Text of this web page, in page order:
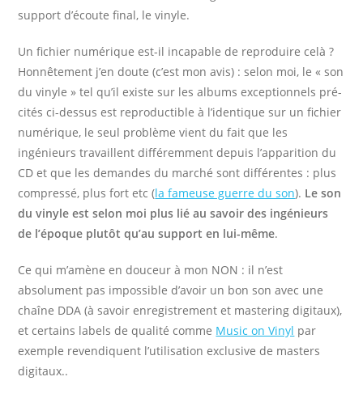
support d’écoute final, le vinyle.
Un fichier numérique est-il incapable de reproduire celà ?
Honnêtement j’en doute (c’est mon avis) : selon moi, le « son
du vinyle » tel qu’il existe sur les albums exceptionnels pré-
cités ci-dessus est reproductible à l’identique sur un fichier
numérique, le seul problème vient du fait que les
ingénieurs travaillent différemment depuis l’apparition du
CD et que les demandes du marché sont différentes : plus
compressé, plus fort etc (la fameuse guerre du son). Le son
du vinyle est selon moi plus lié au savoir des ingénieurs
de l’époque plutôt qu’au support en lui-même.
Ce qui m’amène en douceur à mon NON : il n’est
absolument pas impossible d’avoir un bon son avec une
chaîne DDA (à savoir enregistrement et mastering digitaux),
et certains labels de qualité comme Music on Vinyl par
exemple revendiquent l’utilisation exclusive de masters
digitaux..